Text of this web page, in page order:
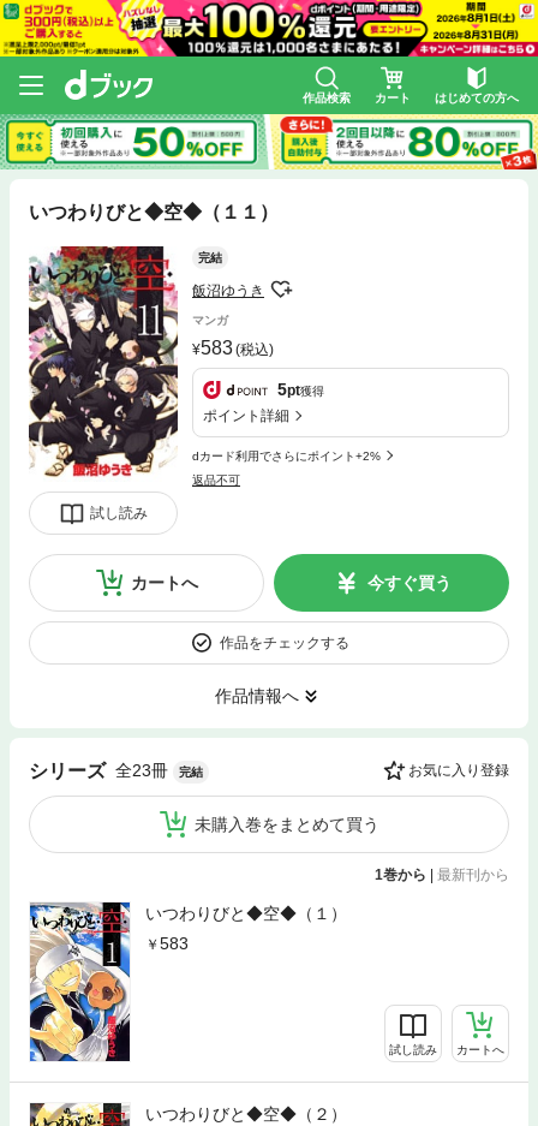
作品検索 カート はじめての方へ
いつわりびと◆空◆（１１）
試し読み
完結
飯沼ゆうき
マンガ
583(税込)
5pt獲得
ポイント詳細
dカード利用でさらにポイント+2%
返品不可
カートへ 今すぐ買う
作品をチェックする
作品情報へ
シリーズ 全23冊 完結 お気に入り登録
未購入巻をまとめて買う
1巻から 最新刊から
いつわりびと◆空◆（１）
583
試し読み カートへ
いつわりびと◆空◆（２）